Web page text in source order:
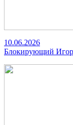
10.06.2026
Блокирующий